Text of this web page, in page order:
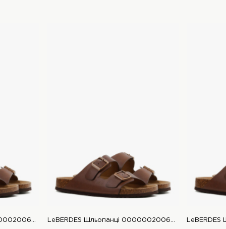
LeBERDES Шльопанці 00000020062 1 Магазин взуття “Favorite Shoes” LeBERDES Шльопанці 00000020062 1 Магазин взуття “Favorite Shoes”